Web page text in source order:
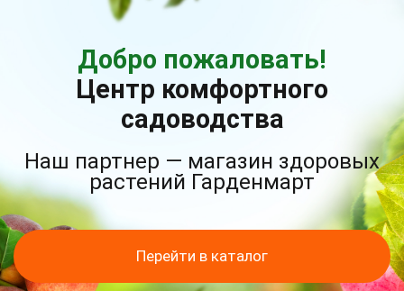
Добро пожаловать!
Центр комфортного
садоводства
Наш партнер — магазин здоровых
растений Гарденмарт
Перейти в каталог